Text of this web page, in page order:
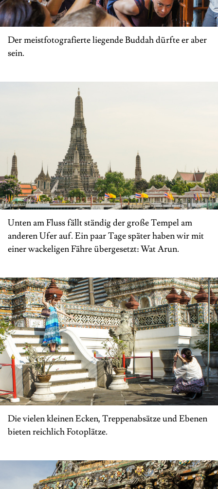
Der meistfotografierte liegende Buddah dürfte er aber
sein.
Unten am Fluss fällt ständig der große Tempel am
anderen Ufer auf. Ein paar Tage später haben wir mit
einer wackeligen Fähre übergesetzt: Wat Arun.
Die vielen kleinen Ecken, Treppenabsätze und Ebenen
bieten reichlich Fotoplätze.